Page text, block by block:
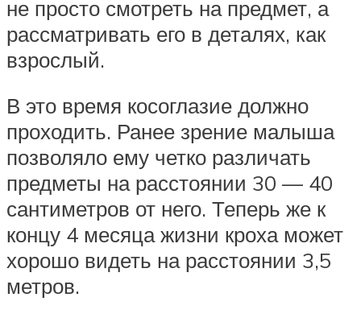
не просто смотреть на предмет, а
рассматривать его в деталях, как
взрослый.
В это время косоглазие должно
проходить. Ранее зрение малыша
позволяло ему четко различать
предметы на расстоянии 30 — 40
сантиметров от него. Теперь же к
концу 4 месяца жизни кроха может
хорошо видеть на расстоянии 3,5
метров.